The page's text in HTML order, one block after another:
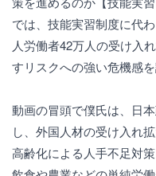
では、技能実習制度に代
人労働者42万人の受け入
すリスクへの強い危機感を
動画の冒頭で僕氏は、日
し、外国人材の受け入れ
高齢化による人手不足対